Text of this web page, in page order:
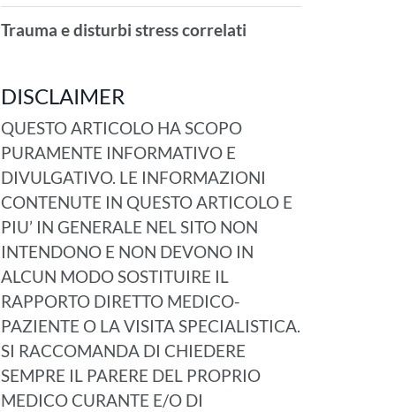
Trauma e disturbi stress correlati
DISCLAIMER
QUESTO ARTICOLO HA SCOPO
PURAMENTE INFORMATIVO E
DIVULGATIVO. LE INFORMAZIONI
CONTENUTE IN QUESTO ARTICOLO E
PIU’ IN GENERALE NEL SITO NON
INTENDONO E NON DEVONO IN
ALCUN MODO SOSTITUIRE IL
RAPPORTO DIRETTO MEDICO-
PAZIENTE O LA VISITA SPECIALISTICA.
SI RACCOMANDA DI CHIEDERE
SEMPRE IL PARERE DEL PROPRIO
MEDICO CURANTE E/O DI